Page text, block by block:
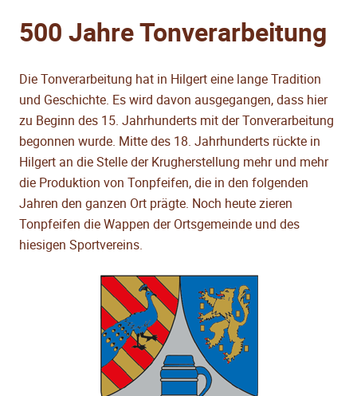
500 Jahre Tonverarbeitung
Die Tonverarbeitung hat in Hilgert eine lange Tradition
und Geschichte. Es wird davon ausgegangen, dass hier
zu Beginn des 15. Jahrhunderts mit der Tonverarbeitung
begonnen wurde. Mitte des 18. Jahrhunderts rückte in
Hilgert an die Stelle der Krugherstellung mehr und mehr
die Produktion von Tonpfeifen, die in den folgenden
Jahren den ganzen Ort prägte. Noch heute zieren
Tonpfeifen die Wappen der Ortsgemeinde und des
hiesigen Sportvereins.